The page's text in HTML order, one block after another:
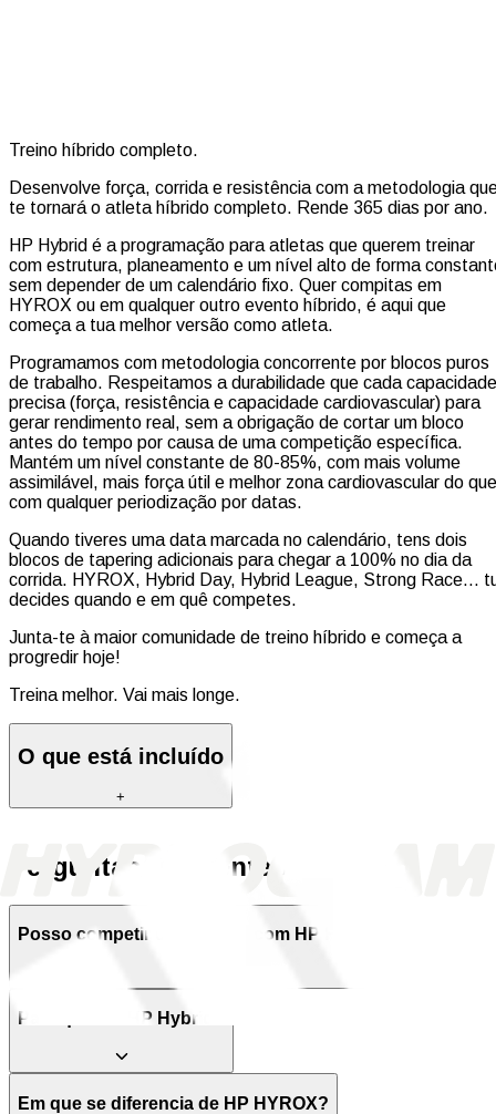
Treino híbrido completo.
Desenvolve força, corrida e resistência com a metodologia
te tornará o atleta híbrido completo. Rende 365 dias por ano.
HP Hybrid é a programação para atletas que querem treinar
com estrutura, planeamento e um nível alto de forma
sem depender de um calendário fixo. Quer compitas em
HYROX ou em qualquer outro evento híbrido, é aqui que
começa a tua melhor versão como atleta.
Programamos com metodologia concorrente por blocos puros
de trabalho. Respeitamos a durabilidade que cada capacidade
precisa (força, resistência e capacidade cardiovascular) para
gerar rendimento real, sem a obrigação de cortar um bloco
antes do tempo por causa de uma competição específica.
Mantém um nível constante de 80-85%, com mais volume
assimilável, mais força útil e melhor zona cardiovascular do que
com qualquer periodização por datas.
Quando tiveres uma data marcada no calendário, tens dois
blocos de tapering adicionais para chegar a 100% no dia da
corrida. HYROX, Hybrid Day, Hybrid League, Strong Race…
decides quando e em quê competes.
Junta-te à maior comunidade de treino híbrido e começa a
progredir hoje!
Treina melhor. Vai mais longe.
O que está incluído
+
Força geral, força específica, corrida, resistência, transições,
potência e controlo de ritmos. Cada sessão tem um propósito
dentro da tua preparação. Não precisas de nenhum plano
adicional.
Treino concorrente 365 dias
Sem picos forçados nem quedas de rendimento. Progredes de
forma constante e sustentada durante todo o ano.
2 blocos de tapering incluídos
Perguntas frequentes
Posso competir em HYROX com HP Hybrid?
Para quem é HP Hybrid?
Em que se diferencia de HP HYROX?